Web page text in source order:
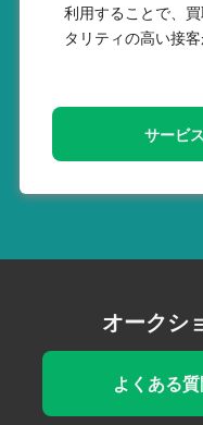
利用することで、
タリティの高い接客
サービ
オークシ
よくある